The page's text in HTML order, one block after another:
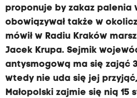
proponuje by zakaz palenia
obowiązywał także w
mówił w Radiu Kraków
Jacek Krupa. Sejmik
antysmogową ma się zająć
wtedy nie uda się jej
Małopolski zajmie się nią 15